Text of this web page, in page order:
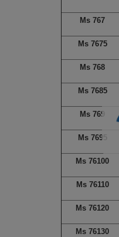
Ms 767
Ms 7675
Ms 768
Ms 7685
Ms 769
Ms 7695
Ms 76100
Ms 76110
Ms 76120
Ms 76130